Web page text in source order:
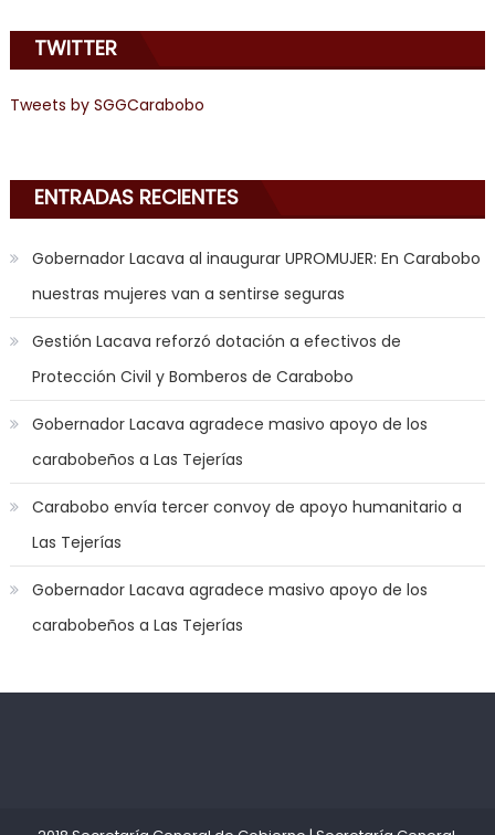
learns
about
joys
sex,
in
the
mood
to
play
a
jerk
off
game
with
you
joi,
nana
nakamura
TWITTER
Tweets by SGGCarabobo
ENTRADAS RECIENTES
Gobernador Lacava al inaugurar UPROMUJER: En Carabobo
nuestras mujeres van a sentirse seguras
Gestión Lacava reforzó dotación a efectivos de
Protección Civil y Bomberos de Carabobo
Gobernador Lacava agradece masivo apoyo de los
carabobeños a Las Tejerías
Carabobo envía tercer convoy de apoyo humanitario a
Las Tejerías
Gobernador Lacava agradece masivo apoyo de los
carabobeños a Las Tejerías